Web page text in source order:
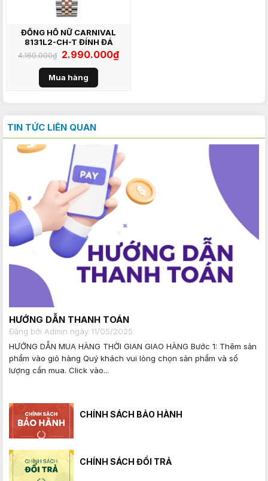
ĐỒNG HỒ NỮ CARNIVAL
8131L2-CH-T ĐÍNH ĐÁ
4.160.000₫ Giá
gốc
là:
4.160.000₫.
2.990.000₫Giá
hiện
Mua hàng
TIN TỨC LIÊN QUAN
HƯỚNG DẪN THANH TOÁN
Đăng bởi Admin ngày 11/05/2025
HƯỚNG DẪN MUA HÀNG THỜI GIAN GIAO HÀNG Bước 1: Thêm sản
phẩm vào giỏ hàng Quý khách vui lòng chọn sản phẩm và số
lượng cần mua. Click vào...
CHÍNH SÁCH BẢO HÀNH
CHÍNH SÁCH ĐỔI TRẢ